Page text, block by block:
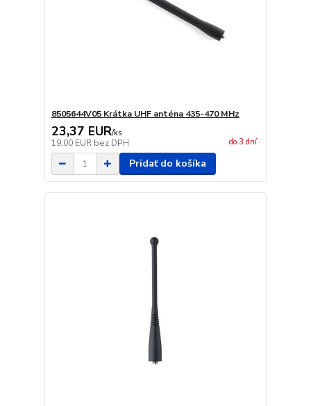
8505644V05 Krátka UHF anténa 435-470 MHz
23,37 EUR/ks
19,00 EUR bez DPH do 3 dní
Pridať do košíka